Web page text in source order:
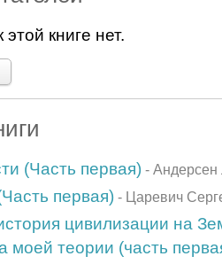
книге нет.
(Часть первая) - Андерсен
первая) - Царевич
цивилизации на
моей теории (часть